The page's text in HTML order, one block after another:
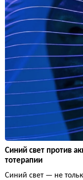
Синий свет против
тотерапии
Синий свет — не